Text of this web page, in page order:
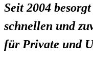
Seit 2004
schnellen und
für Private und